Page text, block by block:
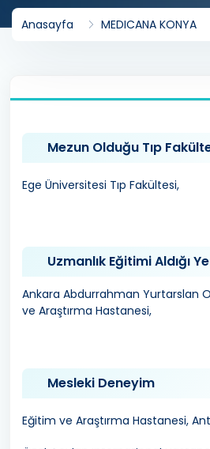
Anasayfa MEDICANA KONYA
Mezun Olduğu Tıp
Ege Üniversitesi Tıp Fakültesi,
Uzmanlık Eğitimi Aldığı
Ankara Abdurrahman Yurtarslan
ve Araştırma Hastanesi,
Mesleki Deneyim
Eğitim ve Araştırma Hastanesi,